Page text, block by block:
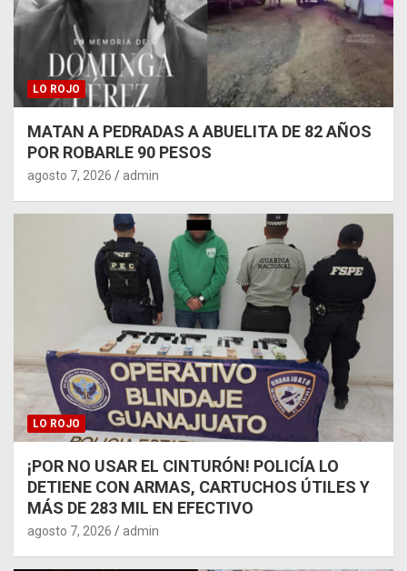
LO ROJO
MATAN A PEDRADAS A ABUELITA DE 82 AÑOS
POR ROBARLE 90 PESOS
agosto 7, 2026 admin
LO ROJO
¡POR NO USAR EL CINTURÓN! POLICÍA LO
DETIENE CON ARMAS, CARTUCHOS ÚTILES Y
MÁS DE 283 MIL EN EFECTIVO
agosto 7, 2026 admin